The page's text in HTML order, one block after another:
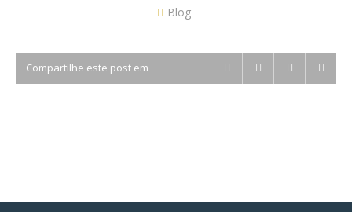
Blog
Compartilhe este post em